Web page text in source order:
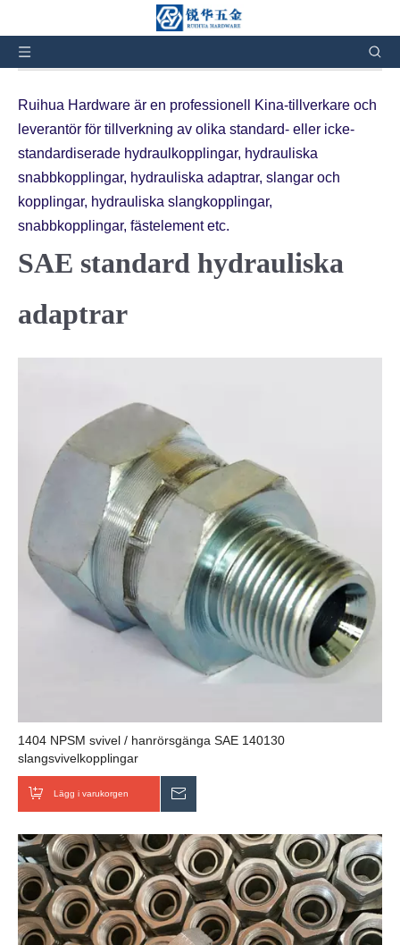
Produkter » SAE Standard Hydraulic
Adapters
Ruihua Hardware är en professionell Kina-tillverkare och
leverantör för tillverkning av olika standard- eller icke-
standardiserade hydraulkopplingar, hydrauliska
snabbkopplingar, hydrauliska adaptrar, slangar och
kopplingar, hydrauliska slangkopplingar,
snabbkopplingar, fästelement etc.
SAE standard hydrauliska
adaptrar
1404 NPSM svivel / hanrörsgänga SAE 140130
slangsvivelkopplingar
Lägg i varukorgen